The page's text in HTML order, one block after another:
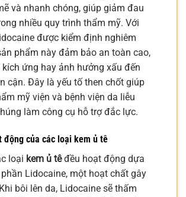
và nhanh chóng, giúp giảm đau
nhiều quy trình thẩm mỹ. Với
được kiểm định nghiêm
phẩm này đảm bảo an toàn cao,
kích ứng hay ảnh hưởng xấu đến
cận. Đây là yếu tố then chốt giúp
mỹ viện và bệnh viện da liễu
làm công cụ hỗ trợ đắc lực.
động của các loại kem ủ tê
loại kem ủ têđều hoạt động dựa
Lidocaine, một hoạt chất gây
bôi lên da, Lidocaine sẽ thấm